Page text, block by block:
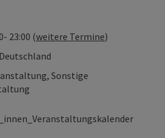
23:00 (weitere Termine)
Sonstige